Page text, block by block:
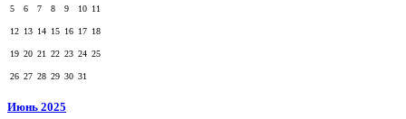
5 6 7 8 9 10 11
12 13 14 15 16 17 18
19 20 21 22 23 24 25
26 27 28 29 30 31
Июнь 2025